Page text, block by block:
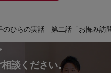
のひらの実話 第二話「お悔み訪
談ください。